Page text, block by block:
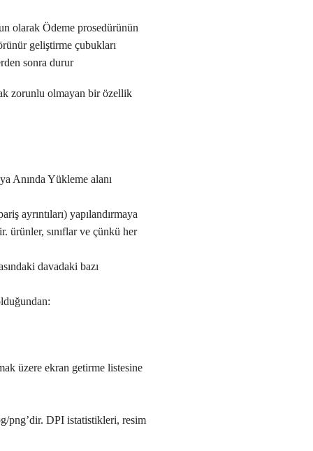
olarak Ödeme prosedürünün
geliştirme çubukları
sonra durur
zorunlu olmayan bir özellik
Anında Yükleme alanı
ayrıntıları) yapılandırmaya
ürünler, sınıflar ve çünkü her
davadaki bazı
üzere ekran getirme listesine
png’dir. DPI istatistikleri, resim